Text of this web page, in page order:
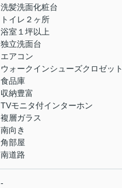
洗髪洗面化粧台
トイレ２ヶ所
浴室１坪以上
独立洗面台
エアコン
ウォークインシューズクロゼット
食品庫
収納豊富
TVモニタ付インターホン
複層ガラス
南向き
角部屋
南道路
-